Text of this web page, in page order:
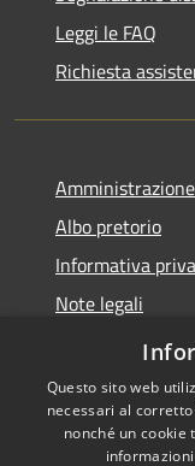
Leggi le FAQ
Richiesta
Albo pretorio
Informativa
Note legali
Dichiarazione di
Questo sito web
necessari al
nonché un